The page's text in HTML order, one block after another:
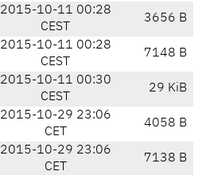
2015-10-11 00:28
CEST
3656 B
2015-10-11 00:28
CEST
7148 B
2015-10-11 00:30
CEST
29 KiB
2015-10-29 23:06
CET
4058 B
2015-10-29 23:06
CET
7138 B